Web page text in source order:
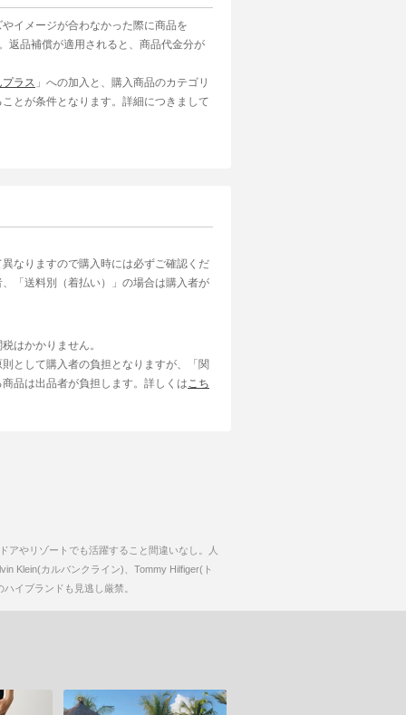
イメージが合わなかった際に商品を
返品補償が適用されると、商品代金分が
ラス 」への加入と、購入商品のカテゴリ
とが条件となります。詳細につきまして
なりますので購入時には必ずご確認くだ
「送料別（着払い）」の場合は購入者が
はかかりません。
として購入者の負担となりますが、「関
品は出品者が負担します。詳しくは こち
アやリゾートでも活躍すること間違いなし。人
Klein(カルバンクライン)、Tommy Hilfiger(ト
イブランドも見逃し厳禁。